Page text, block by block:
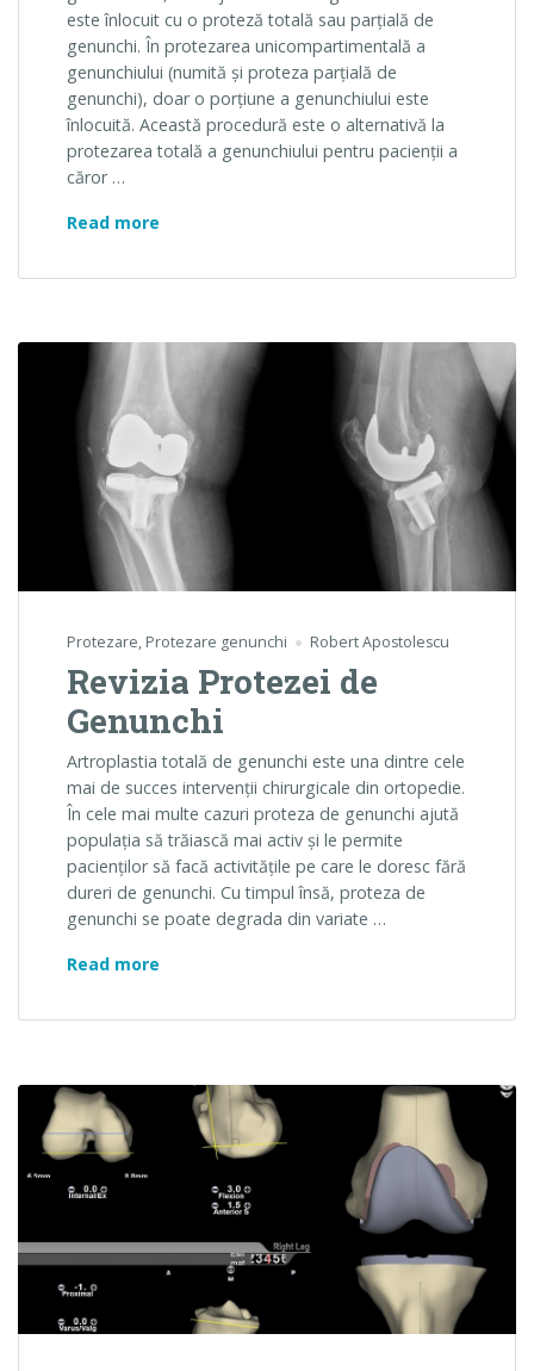
este înlocuit cu o proteză totală sau parţială de
genunchi. În protezarea unicompartimentală a
genunchiului (numită şi proteza parţială de
genunchi), doar o porţiune a genunchiului este
înlocuită. Această procedură este o alternativă la
protezarea totală a genunchiului pentru pacienţii a
căror …
Read more
Protezare, Protezare genunchi Robert Apostolescu
Revizia Protezei de
Genunchi
Artroplastia totală de genunchi este una dintre cele
mai de succes intervenții chirurgicale din ortopedie.
În cele mai multe cazuri proteza de genunchi ajută
populația să trăiască mai activ și le permite
pacienţilor să facă activitățile pe care le doresc fără
dureri de genunchi. Cu timpul însă, proteza de
genunchi se poate degrada din variate …
Read more